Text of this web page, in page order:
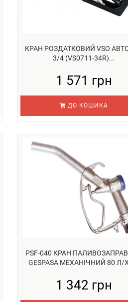
КРАН РОЗДАТКОВИЙ VSO
3/4 (VS0711-34R)...
1 571 грн
ДО КОШИКА
PSF-040 КРАН
GESPASA МЕХАНІЧНИЙ 80 Л/
1 342 грн